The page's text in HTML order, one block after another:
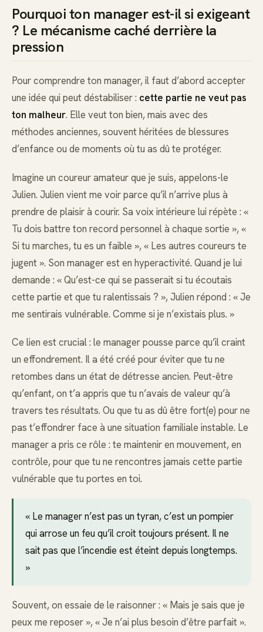
Pourquoi ton manager est-il si exigeant
? Le mécanisme caché derrière la
pression
Pour comprendre ton manager, il faut d’abord accepter
une idée qui peut déstabiliser : cette partie ne veut pas
ton malheur. Elle veut ton bien, mais avec des
méthodes anciennes, souvent héritées de blessures
d’enfance ou de moments où tu as dû te protéger.
Imagine un coureur amateur que je suis, appelons-le
Julien. Julien vient me voir parce qu’il n’arrive plus à
prendre de plaisir à courir. Sa voix intérieure lui répète : «
Tu dois battre ton record personnel à chaque sortie », «
Si tu marches, tu es un faible », « Les autres coureurs te
jugent ». Son manager est en hyperactivité. Quand je lui
demande : « Qu’est-ce qui se passerait si tu écoutais
cette partie et que tu ralentissais ? », Julien répond : « Je
me sentirais vulnérable. Comme si je n’existais plus. »
Ce lien est crucial : le manager pousse parce qu’il craint
un effondrement. Il a été créé pour éviter que tu ne
retombes dans un état de détresse ancien. Peut-être
qu’enfant, on t’a appris que tu n’avais de valeur qu’à
travers tes résultats. Ou que tu as dû être fort(e) pour ne
pas t’effondrer face à une situation familiale instable. Le
manager a pris ce rôle : te maintenir en mouvement, en
contrôle, pour que tu ne rencontres jamais cette partie
vulnérable que tu portes en toi.
« Le manager n’est pas un tyran, c’est un pompier
qui arrose un feu qu’il croit toujours présent. Il ne
sait pas que l’incendie est éteint depuis longtemps.
»
Souvent, on essaie de le raisonner : « Mais je sais que je
peux me reposer », « Je n’ai plus besoin d’être parfait ».